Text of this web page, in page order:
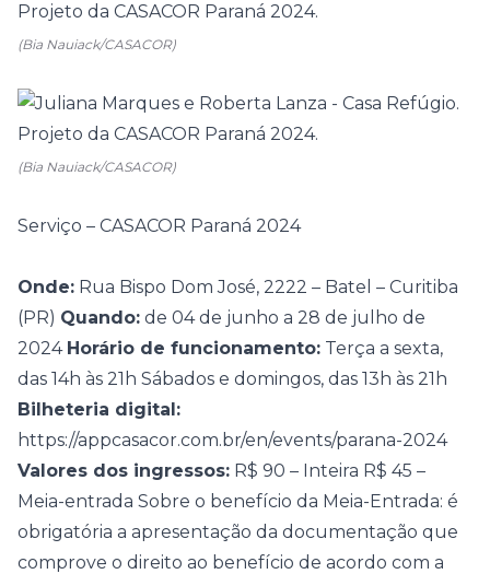
(Bia Nauiack/CASACOR)
(Bia Nauiack/CASACOR)
Serviço – CASACOR Paraná 2024
Onde: Rua Bispo Dom José, 2222 – Batel – Curitiba
(PR) Quando: de 04 de junho a 28 de julho de
2024 Horário de funcionamento: Terça a sexta,
das 14h às 21h Sábados e domingos, das 13h às 21h
Bilheteria digital:
https://appcasacor.com.br/en/events/parana-2024
Valores dos ingressos: R$ 90 – Inteira R$ 45 –
Meia-entrada Sobre o benefício da Meia-Entrada: é
obrigatória a apresentação da documentação que
comprove o direito ao benefício de acordo com a